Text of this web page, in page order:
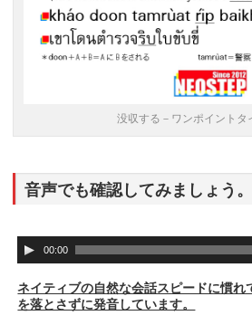
没収する－ワンポイントタ
音声でも確認してみましょう。
音
声
レ
ー
00:00
ネイティブの自然な会話スピードに慣れ
を落とさずに発音しています。